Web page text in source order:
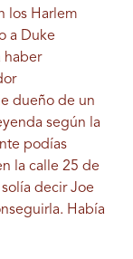
los Harlem
a Duke
haber
dueño de un
según la
podías
la calle 25 de
decir Joe
Había